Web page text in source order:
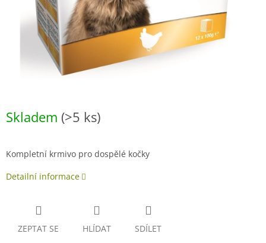
Skladem (>5 ks)
Kompletní krmivo pro dospělé kočky
Detailní informace
ZEPTAT SE HLÍDAT SDÍLET